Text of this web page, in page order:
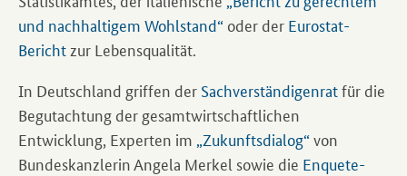
und nachhaltigem Wohlstand“ oder der Eurostat-
Bericht zur Lebensqualität.
In Deutschland griffen der Sachverständigenratfür die
Begutachtung der gesamtwirtschaftlichen
Entwicklung, Experten im „Zukunftsdialog“von
Bundeskanzlerin Angela Merkel sowie die Enquete-